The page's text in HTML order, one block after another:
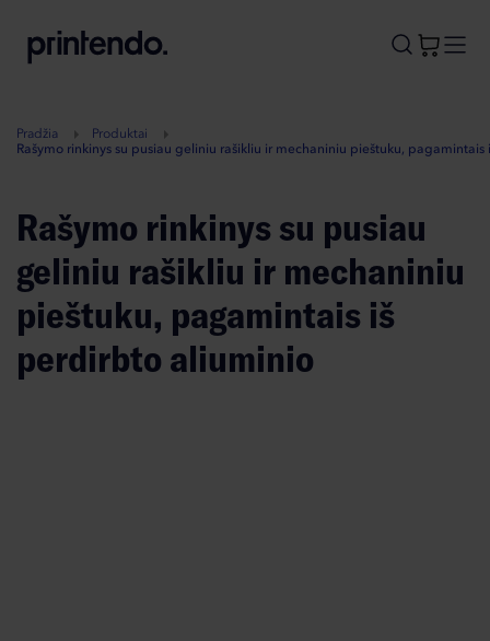
A
Pradžia
Produktai
Rašymo rinkinys su pusiau geliniu rašikliu ir mechaniniu pieštuku,
Rašymo rinkinys su pusiau
geliniu rašikliu ir mechaniniu
pieštuku, pagamintais iš
perdirbto aliuminio